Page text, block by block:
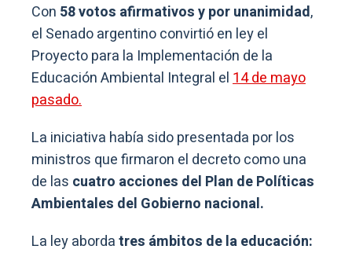
Con 58 votos afirmativos y por unanimidad,
el Senado argentino convirtió en ley el
Proyecto para la Implementación de la
Educación Ambiental Integral el14 de mayo
pasado.
La iniciativa había sido presentada por los
ministros que firmaron el decreto como una
de las cuatro acciones del Plan de Políticas
Ambientales del Gobierno nacional.
La ley abordatres ámbitos de la educación: